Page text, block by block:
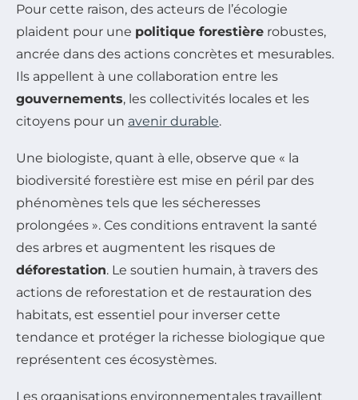
Pour cette raison, des acteurs de l’écologie
plaident pour une politique forestière robustes,
ancrée dans des actions concrètes et mesurables.
Ils appellent à une collaboration entre les
gouvernements, les collectivités locales et les
citoyens pour un avenir durable.
Une biologiste, quant à elle, observe que « la
biodiversité forestière est mise en péril par des
phénomènes tels que les sécheresses
prolongées ». Ces conditions entravent la santé
des arbres et augmentent les risques de
déforestation. Le soutien humain, à travers des
actions de reforestation et de restauration des
habitats, est essentiel pour inverser cette
tendance et protéger la richesse biologique que
représentent ces écosystèmes.
Les organisations environnementales travaillent